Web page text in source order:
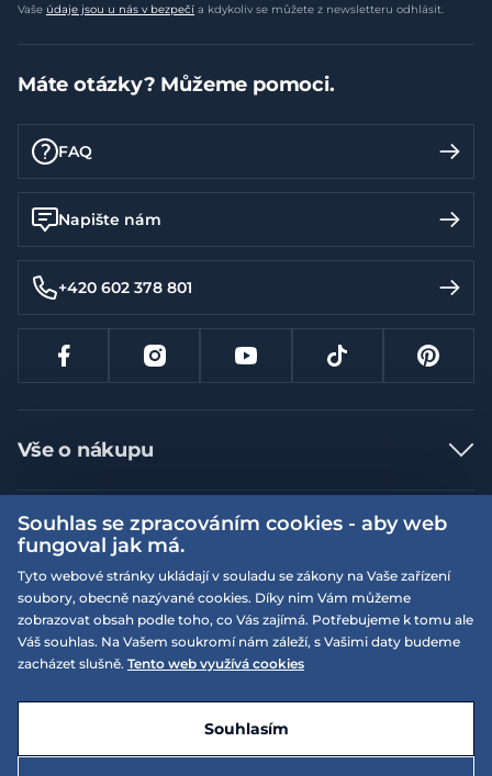
Vaše údaje jsou u nás v bezpečí a kdykoliv se můžete z newsletteru odhlásit.
Máte otázky? Můžeme pomoci.
FAQ
Napište nám
+420 602 378 801
Vše o nákupu
Jak nakupovat
Nejčastější dotazy
Doprava a platba
Vrácení a výměna zboží
Reklamace
Velikostní tabulky
Více informací
Obchodní podmínky
Podmínky EQS věrnostního klubu
On-line katalogy
Dotace
Naše prodejny
EQS Rudná
EQS Praha 9 - Letňany
E-shop vytvořila a technicky zajišťujeSIMPLIA.cz
Souhlas se zpracováním cookies - aby web
fungoval jak má.
Tyto webové stránky ukládají v souladu se zákony na Vaše zařízení
soubory, obecně nazývané cookies. Díky nim Vám můžeme
zobrazovat obsah podle toho, co Vás zajímá. Potřebujeme k tomu ale
Váš souhlas. Na Vašem soukromí nám záleží, s Vašimi daty budeme
zacházet slušně. Tento web využívá cookies
Souhlasím